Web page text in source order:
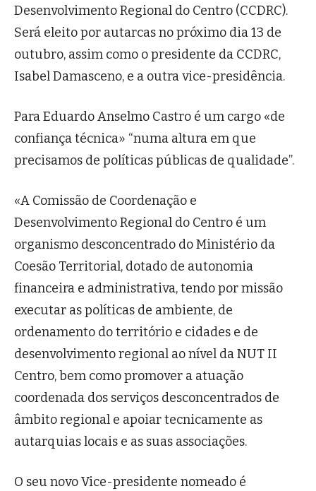
Desenvolvimento Regional do Centro (CCDRC).
Será eleito por autarcas no próximo dia 13 de
outubro, assim como o presidente da CCDRC,
Isabel Damasceno, e a outra vice-presidência.
Para Eduardo Anselmo Castro é um cargo «de
confiança técnica» “numa altura em que
precisamos de políticas públicas de qualidade”.
«A Comissão de Coordenação e
Desenvolvimento Regional do Centro é um
organismo desconcentrado do Ministério da
Coesão Territorial, dotado de autonomia
financeira e administrativa, tendo por missão
executar as políticas de ambiente, de
ordenamento do território e cidades e de
desenvolvimento regional ao nível da NUT II
Centro, bem como promover a atuação
coordenada dos serviços desconcentrados de
âmbito regional e apoiar tecnicamente as
autarquias locais e as suas associações.
O seu novo Vice-presidente nomeado é